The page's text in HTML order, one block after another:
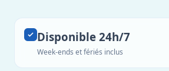
Disponible 24h/7
Week-ends et fériés inclus